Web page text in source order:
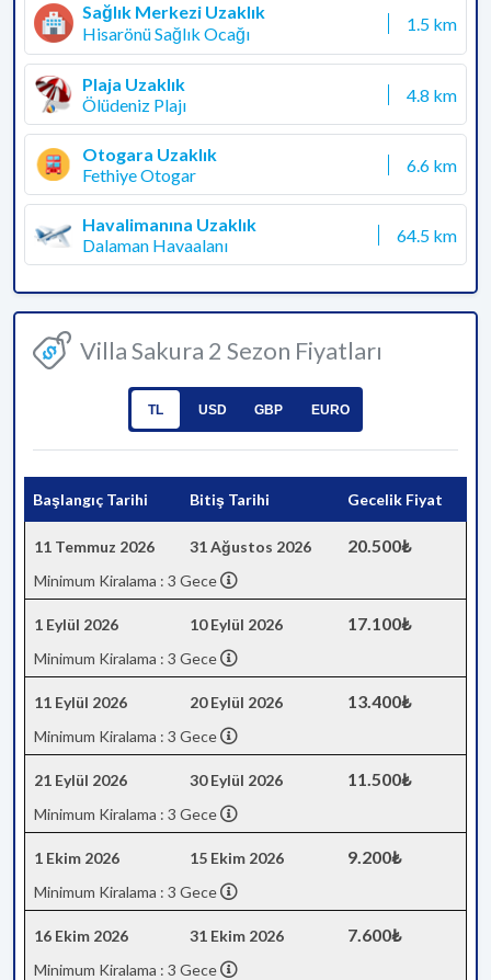
Sağlık Merkezi Uzaklık
Hisarönü Sağlık Ocağı
1.5 km
Plaja Uzaklık
Ölüdeniz Plajı
4.8 km
Otogara Uzaklık
Fethiye Otogar
6.6 km
Havalimanına Uzaklık
Dalaman Havaalanı
64.5 km
Villa Sakura 2 Sezon Fiyatları
TL USD GBP EURO
Başlangıç Tarihi Bitiş Tarihi Gecelik Fiyat
11 Temmuz 2026 31 Ağustos 2026 20.500₺
Minimum Kiralama : 3 Gece
1 Eylül 2026 10 Eylül 2026 17.100₺
Minimum Kiralama : 3 Gece
11 Eylül 2026 20 Eylül 2026 13.400₺
Minimum Kiralama : 3 Gece
21 Eylül 2026 30 Eylül 2026 11.500₺
Minimum Kiralama : 3 Gece
1 Ekim 2026 15 Ekim 2026 9.200₺
Minimum Kiralama : 3 Gece
16 Ekim 2026 31 Ekim 2026 7.600₺
Minimum Kiralama : 3 Gece